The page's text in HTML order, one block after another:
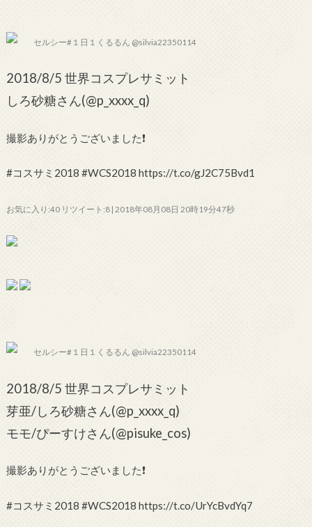
セルシー#１日１くるるん @silvia22350114
2018/8/5 世界コスプレサミット
しろ砂糖さん(@p_xxxx_q)
撮影ありがとうございました❗
#コスサミ2018 #WCS2018 https://t.co/gJ2C75Bvd1
お気に入り:40 リツイート:8 | 2018年08月08日 20時19分47秒
セルシー#１日１くるるん @silvia22350114
2018/8/5 世界コスプレサミット
芽亜/しろ砂糖さん(@p_xxxx_q)
モモ/ぴーすけさん(@pisuke_cos)
撮影ありがとうございました❗
#コスサミ2018 #WCS2018 https://t.co/UrYcBvdYq7